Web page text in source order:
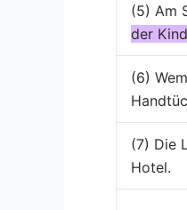
(5) Am
der
(6)
(7) Die
Hotel.